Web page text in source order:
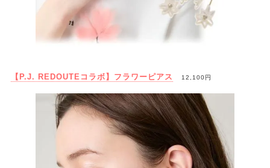
【P.J. REDOUTEコラボ】フラワーピアス 12,100円